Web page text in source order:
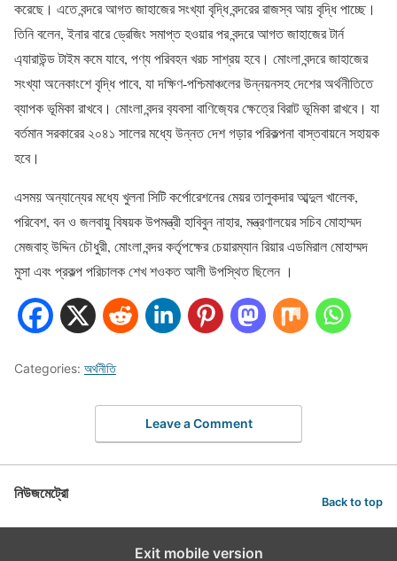
করেছে। এতে বন্দরে আগত জাহাজের সংখ্যা বৃদ্ধি বন্দরের রাজস্ব আয় বৃদ্ধি পাচ্ছে।
তিনি বলেন, ইনার বারে ড্রেজিং সমাপ্ত হওয়ার পর বন্দরে আগত জাহাজের টার্ন
এ্যারাউন্ড টাইম কমে যাবে, পণ্য পরিবহন খরচ সাশ্রয় হবে। মোংলা বন্দরে জাহাজের
সংখ্যা অনেকাংশে বৃদ্ধি পাবে, যা দক্ষিণ-পশ্চিমাঞ্চলের উন্নয়নসহ দেশের অর্থনীতিতে
ব্যাপক ভূমিকা রাখবে। মোংলা বন্দর ব‍্যবসা বাণিজ‍্যের ক্ষেত্রে বিরাট ভূমিকা রাখবে। যা
বর্তমান সরকারের ২০৪১ সালের মধ্যে উন্নত দেশ গড়ার পরিকল্পনা বাস্তবায়নে সহায়ক
হবে।
এসময় অন্যান্যের মধ্যে খুলনা সিটি কর্পোরেশনের মেয়র তালুকদার আব্দুল খালেক,
পরিবেশ, বন ও জলবায়ু বিষয়ক উপমন্ত্রী হাবিবুন নাহার, মন্ত্রণালয়ের সচিব মোহাম্মদ
মেজবাহ্ উদ্দিন চৌধুরী, মোংলা বন্দর কর্তৃপক্ষের চেয়ারম্যান রিয়ার এডমিরাল মোহাম্মদ
মুসা এবং প্রকল্প পরিচালক শেখ শওকত আলী উপস্থিত ছিলেন ।
Categories: অর্থনীতি
Leave a Comment
নিউজমেট্রো Back to top
Exit mobile version